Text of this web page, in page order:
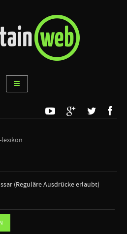
lexikon
(Reguläre Ausdrücke erlaubt)